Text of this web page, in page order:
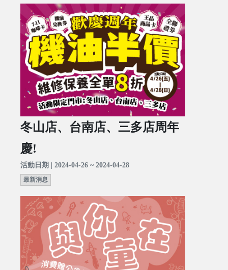
冬山店、台南店、三多店周年
慶!
活動日期 | 2024-04-26 ~ 2024-04-28
最新消息